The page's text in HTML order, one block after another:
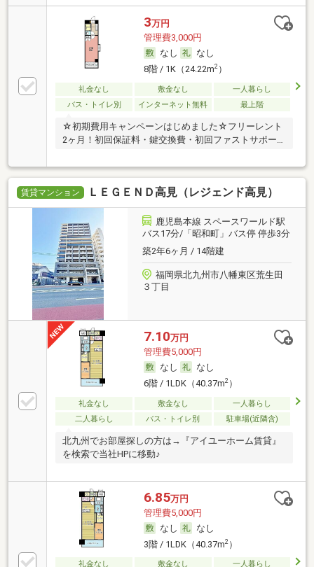
3万円
管理費3,000円
なし
なし
8階 / 1K（24.22m2）
礼金なし 敷金なし
一人暮らし
バス・トイレ別
インターネット無料 最上階
☆初期費用キャンペーンはじめました☆フリーレント
2ヶ月！初回保証料・鍵交換費・初回ファストサポー
賃貸マンション ＬＥＧＥＮＤ高見（レジェンド高見）
鹿児島本線 スペースワールド駅
バス17分/「昭和町」バス停 停歩3分
築2年6ヶ月 / 14階建
福岡県北九州市八幡東区荒生田
３丁目
7.10万円
管理費5,000円
なし
なし
6階 / 1LDK（40.37m2）
礼金なし 敷金なし
一人暮らし
二人暮らし
バス・トイレ別 駐車場(近隣含)
北九州でお部屋探しの方は→『アイユーホーム賃貸』
を検索で当社HPに移動♪
6.85万円
管理費5,000円
なし
なし
3階 / 1LDK（40.37m2）
礼金なし 敷金なし
一人暮らし